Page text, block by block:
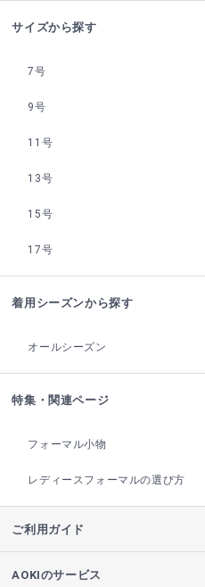
サイズから探す
7号
9号
11号
13号
15号
17号
着用シーズンから探す
オールシーズン
特集・関連ページ
フォーマル小物
レディースフォーマルの選び方
ご利用ガイド
AOKIのサービス